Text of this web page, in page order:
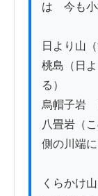
は　今も
日より山
桃島（日
る）
烏帽子岩
八畳岩（
側の川端に
くらかけ